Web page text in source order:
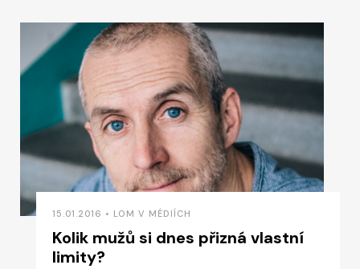
15.01.2016 • LOM V MÉDIÍCH
Kolik mužů si dnes přizná vlastní
limity?